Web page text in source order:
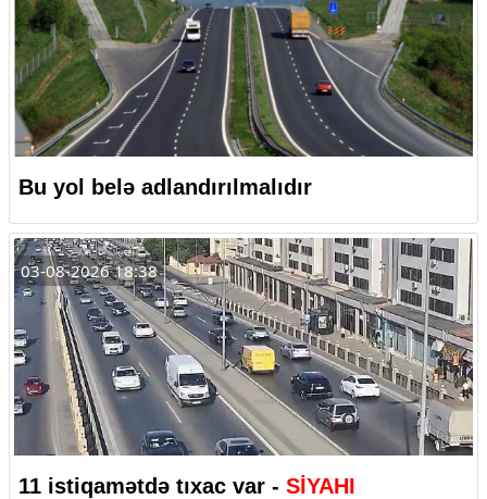
Bu yol belə adlandırılmalıdır
03-08-2026 18:38
11 istiqamətdə tıxac var - SİYAHI